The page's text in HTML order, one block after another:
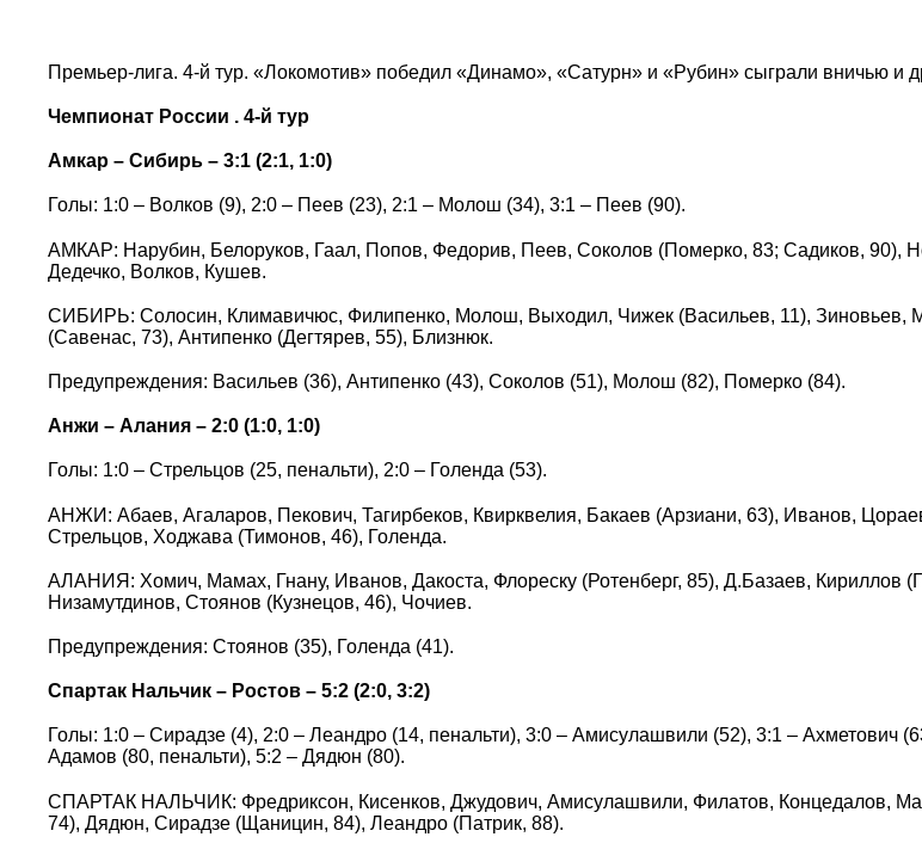
Премьер-лига. 4-й тур. «Локомотив» победил «Динамо», «Сатурн» и «Рубин» сыграли вничью и
Чемпионат России . 4-й тур
Амкар – Сибирь – 3:1 (2:1, 1:0)
Голы: 1:0 – Волков (9), 2:0 – Пеев (23), 2:1 – Молош (34), 3:1 – Пеев (90).
АМКАР: Нарубин, Белоруков, Гаал, Попов, Федорив, Пеев, Соколов (Померко, 83; Садиков, 90),
Дедечко, Волков, Кушев.
СИБИРЬ: Солосин, Климавичюс, Филипенко, Молош, Выходил, Чижек (Васильев, 11), Зиновьев,
(Савенас, 73), Антипенко (Дегтярев, 55), Близнюк.
Предупреждения: Васильев (36), Антипенко (43), Соколов (51), Молош (82), Померко (84).
Анжи – Алания – 2:0 (1:0, 1:0)
Голы: 1:0 – Стрельцов (25, пенальти), 2:0 – Голенда (53).
АНЖИ: Абаев, Агаларов, Пекович, Тагирбеков, Квирквелия, Бакаев (Арзиани, 63), Иванов,
Стрельцов, Ходжава (Тимонов, 46), Голенда.
АЛАНИЯ: Хомич, Мамах, Гнану, Иванов, Дакоста, Флореску (Ротенберг, 85), Д.Базаев, Кириллов
Низамутдинов, Стоянов (Кузнецов, 46), Чочиев.
Предупреждения: Стоянов (35), Голенда (41).
Спартак Нальчик – Ростов – 5:2 (2:0, 3:2)
Голы: 1:0 – Сирадзе (4), 2:0 – Леандро (14, пенальти), 3:0 – Амисулашвили (52), 3:1 – Ахметович
Адамов (80, пенальти), 5:2 – Дядюн (80).
СПАРТАК НАЛЬЧИК: Фредриксон, Кисенков, Джудович, Амисулашвили, Филатов, Концедалов,
74), Дядюн, Сирадзе (Щаницин, 84), Леандро (Патрик, 88).